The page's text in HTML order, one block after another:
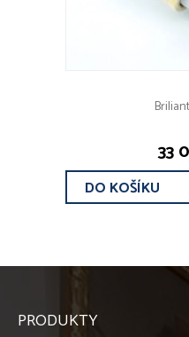
33
DO KOŠÍKU
PRODUKTY